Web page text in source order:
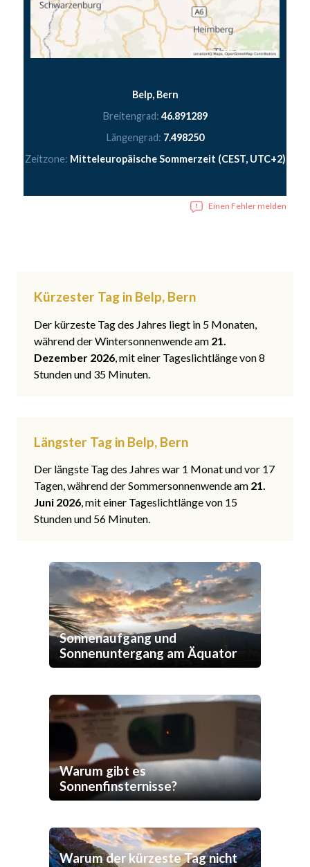
Belp, Bern
Breitengrad: 46.891289
Längengrad: 7.498250
Zeitzone: Mitteleuropäische Sommerzeit (CEST, UTC+2)
Einen Fehler melden
Kürzester Tag in Belp, Bern
Der kürzeste Tag des Jahres liegt in 5 Monaten,
während der Wintersonnenwende am 21.
Dezember 2026, mit einer Tageslichtlänge von 8
Stunden und 35 Minuten.
Längster Tag in Belp, Bern
Der längste Tag des Jahres war 1 Monat und vor 17
Tagen, während der Sommersonnenwende am 21.
Juni 2026, mit einer Tageslichtlänge von 15
Stunden und 56 Minuten.
Sonnenaufgang und
Sonnenuntergang am Äquator
Warum gibt es
Sonnenfinsternisse?
Warum der kürzeste Tag nicht